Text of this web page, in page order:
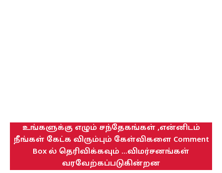
உங்களுக்கு எழும் சந்தேகங்கள் ,என்னிடம்
நீங்கள் கேட்க விரும்பும் கேள்விகளை Comment
Box ல் தெரிவிக்கவும் ...விமர்சனங்கள்
வரவேற்கப்படுகின்றன